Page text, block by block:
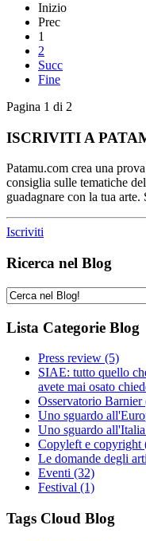
Inizio
Prec
1
2
Succ
Fine
Pagina 1 di 2
ISCRIVITI A
Patamu.com crea una
consiglia sulle tematiche
guadagnare con la tua
Iscriviti
Ricerca nel Blog
Lista Categorie Blog
Press review (5)
SIAE: tutto quello
avete mai osato
Osservatorio Barnier
Uno sguardo
Uno sguardo all'Italia
Copyleft e copyright
Le domande degli
Eventi (32)
Festival (1)
Tags Cloud Blog